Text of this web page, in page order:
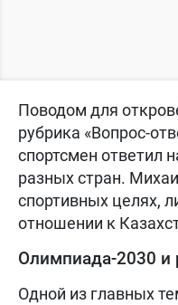
Поводом для
рубрика «Вопрос-
спортсмен ответил
разных стран.
спортивных целях,
отношении к
Олимпиада-2030 и
Одной из главных